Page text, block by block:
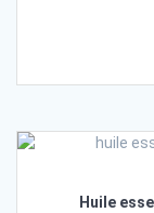
Huile